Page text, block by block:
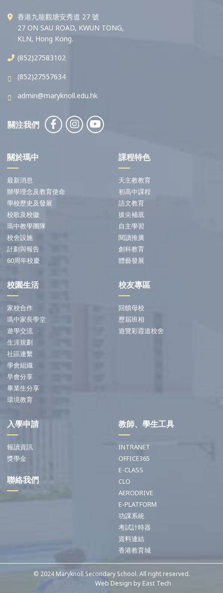
香港九龍觀塘安秀道 27 號
27 ON SAU ROAD, KWUN TONG,
KLN, Hong Kong.
(852)27583102
(852)27557634
admin@maryknoll.edu.hk
關注我們
關於瑪中
最新消息
辦學理念及教育使命
學校歷史及發展
校歌及校徽
瑪中教學團隊
校舍設施
計劃與報告
60周年校慶
課程特色
天主教教育
初高中課程
語文教育
拔尖補底
自主學習
閱讀推廣
創科教育
體藝發展
校園生活
家校合作
瑪中家長學堂
遊學交流
生涯規劃
社區連繫
學會組織
早會分享
畢業生分享
環境教育
校友專區
回饋母校
歷屆班相
遊覽彩霞道校舍
入學申請
報讀資訊
獎學金
聯絡我們
教師、學生工具
INTRANET
OFFICE365
E-CLASS
CLO
AERODRIVE
E-PLATFORM
功課系統
考試計時器
資料連結
香港教育城
© 2024 Maryknoll Secondary School. All right reserved.
Web Design byEast Tech